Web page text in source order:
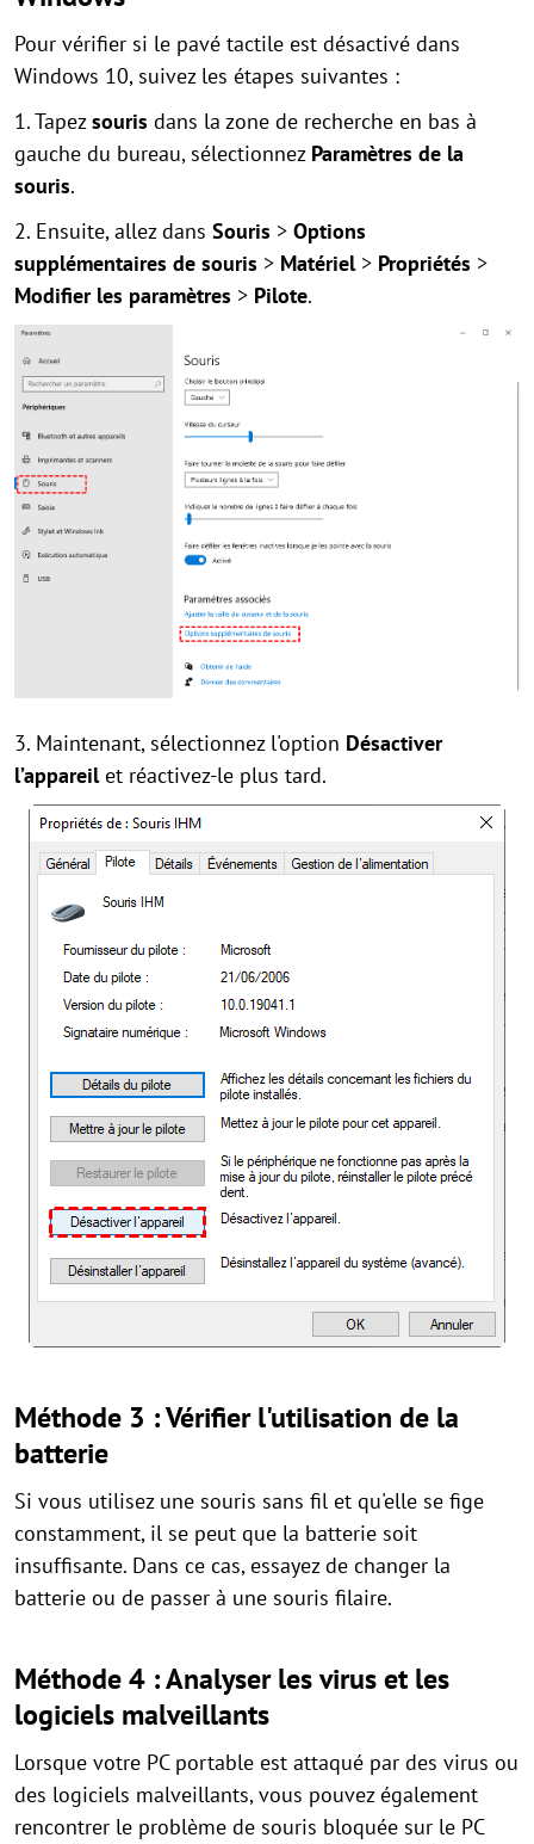
Pour vérifier si le pavé tactile est désactivé dans
Windows 10, suivez les étapes suivantes :
1. Tapezsouris dans la zone de recherche en bas à
gauche du bureau, sélectionnez Paramètres de la
souris.
2. Ensuite, allez dans Souris > Options
supplémentaires de souris > Matériel > Propriétés >
Modifier les paramètres > Pilote.
3. Maintenant, sélectionnez l'option Désactiver
l’appareilet réactivez-le plus tard.
Méthode 3 : Vérifier l'utilisation de la
batterie
Si vous utilisez une souris sans fil et qu'elle se fige
constamment, il se peut que la batterie soit
insuffisante. Dans ce cas, essayez de changer la
batterie ou de passer à une souris filaire.
Méthode 4 : Analyser les virus et les
logiciels malveillants
Lorsque votre PC portable est attaqué par des virus ou
des logiciels malveillants, vous pouvez également
rencontrer le problème de souris bloquée sur le PC